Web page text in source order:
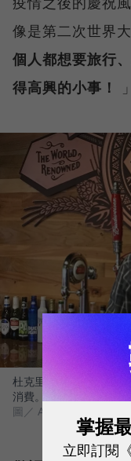
像是第二次世界
個人都想要旅行
得高興的小事！
」
杜克里斯對於疫情後的
消費。
圖／ Anheuser-Busch
掌握
立即訂閱